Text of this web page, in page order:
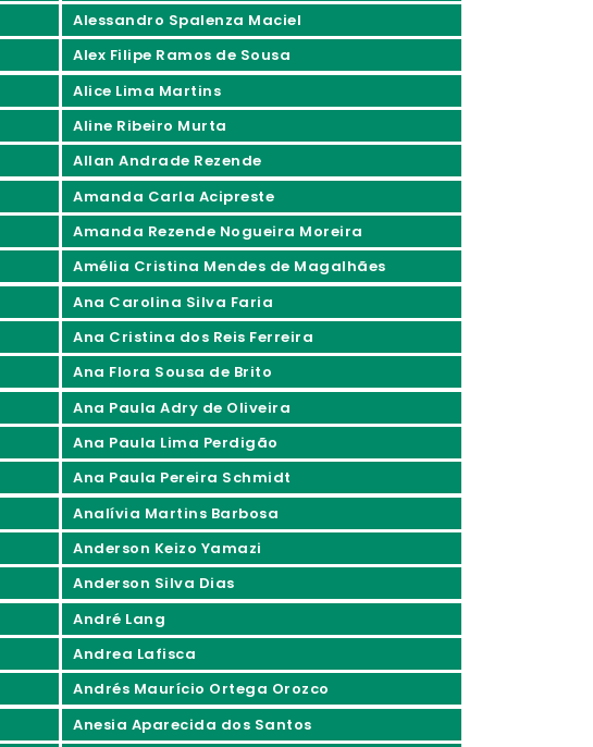
Alessandro Spalenza Maciel
Alex Filipe Ramos de Sousa
Alice Lima Martins
Aline Ribeiro Murta
Allan Andrade Rezende
Amanda Carla Acipreste
Amanda Rezende Nogueira Moreira
Amélia Cristina Mendes de Magalhães
Ana Carolina Silva Faria
Ana Cristina dos Reis Ferreira
Ana Flora Sousa de Brito
Ana Paula Adry de Oliveira
Ana Paula Lima Perdigão
Ana Paula Pereira Schmidt
Analívia Martins Barbosa
Anderson Keizo Yamazi
Anderson Silva Dias
André Lang
Andrea Lafisca
Andrés Maurício Ortega Orozco
Anesia Aparecida dos Santos